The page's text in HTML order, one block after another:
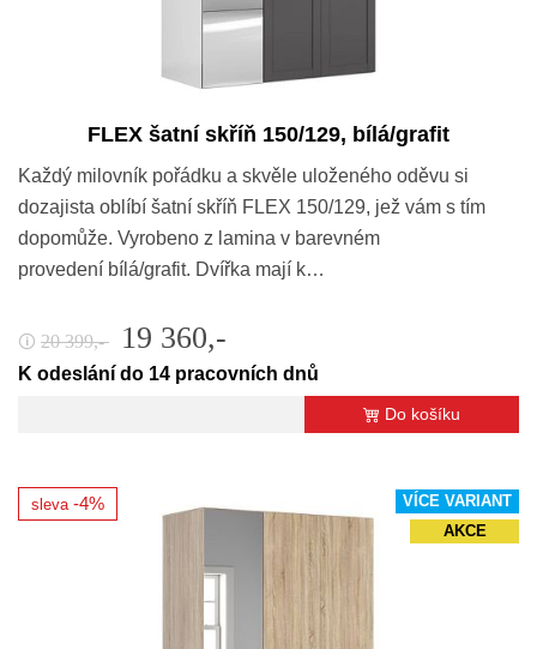
FLEX šatní skříň 150/129, bílá/grafit
Každý milovník pořádku a skvěle uloženého oděvu si
dozajista oblíbí šatní skříň FLEX 150/129, jež vám s tím
dopomůže. Vyrobeno z lamina v barevném
provedení bílá/grafit. Dvířka mají k…
🛈 20 399,- 19 360,-
K odeslání do 14 pracovních dnů
Do košíku
VÍCE VARIANT
AKCE
sleva -4%